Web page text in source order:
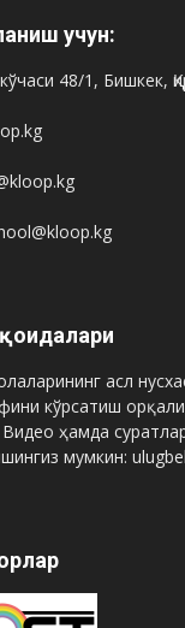
учун:
48/1, Бишкек,
асл
кўрсатиш
ҳамда
мумкин: